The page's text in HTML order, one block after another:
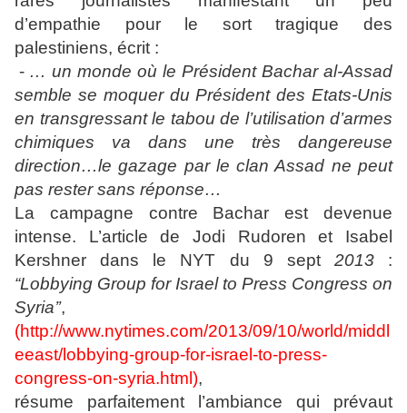
d’empathie pour le sort tragique des
palestiniens, écrit :
- … un monde où le Président Bachar al-Assad
semble se moquer du Président des Etats-Unis
en transgressant le tabou de l’utilisation d’armes
chimiques va dans une très dangereuse
direction…le gazage par le clan Assad ne peut
pas rester sans réponse…
La campagne contre Bachar est devenue
intense. L’article de Jodi Rudoren et Isabel
Kershner dans le NYT du 9 sept 2013 :
“Lobbying Group for Israel to Press Congress on
Syria’’,
(http://www.nytimes.com/2013/09/10/world/middl
eeast/lobbying-group-for-israel-to-press-
congress-on-syria.html ),
résume parfaitement l’ambiance qui prévaut